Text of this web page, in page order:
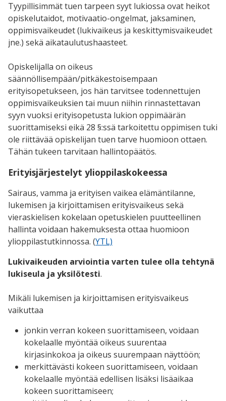
Tyypillisimmät tuen tarpeen syyt lukiossa ovat heikot
opiskelutaidot, motivaatio-ongelmat, jaksaminen,
oppimisvaikeudet (lukivaikeus ja keskittymisvaikeudet
jne.) sekä aikataulutushaasteet.
Opiskelijalla on oikeus
säännöllisempään/pitkäkestoisempaan
erityisopetukseen, jos hän tarvitsee todennettujen
oppimisvaikeuksien tai muun niihin rinnastettavan
syyn vuoksi erityisopetusta lukion oppimäärän
suorittamiseksi eikä 28 §:ssä tarkoitettu oppimisen tuki
ole riittävää opiskelijan tuen tarve huomioon ottaen.
Tähän tukeen tarvitaan hallintopäätös.
Erityisjärjestelyt ylioppilaskokeessa
Sairaus, vamma ja erityisen vaikea elämäntilanne,
lukemisen ja kirjoittamisen erityisvaikeus sekä
vieraskielisen kokelaan opetuskielen puutteellinen
hallinta voidaan hakemuksesta ottaa huomioon
ylioppilastutkinnossa. (YTL)
Lukivaikeuden arviointia varten tulee olla tehtynä
lukiseula ja yksilötesti.
Mikäli lukemisen ja kirjoittamisen erityisvaikeus
vaikuttaa
jonkin verran kokeen suorittamiseen, voidaan
kokelaalle myöntää oikeus suurentaa
kirjasinkokoa ja oikeus suurempaan näyttöön;
merkittävästi kokeen suorittamiseen, voidaan
kokelaalle myöntää edellisen lisäksi lisäaikaa
kokeen suorittamiseen;